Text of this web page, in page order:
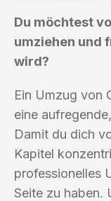
Du möchtest
umziehen und
wird?
Ein Umzug von
eine
Damit du dich
Kapitel
professionelles
Seite zu haben.